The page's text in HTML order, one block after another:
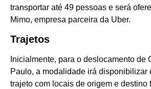
transportar até 49 pessoas e será
Mimo, empresa parceira da Uber.
Trajetos
Inicialmente, para o deslocamento de
Paulo, a modalidade irá disponibilizar
trajeto com locais de origem e destino